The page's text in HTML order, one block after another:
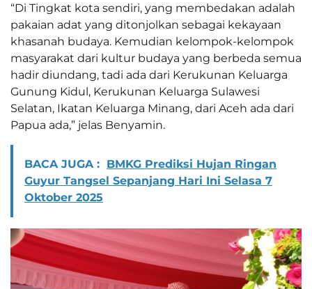
“Di Tingkat kota sendiri, yang membedakan adalah
pakaian adat yang ditonjolkan sebagai kekayaan
khasanah budaya. Kemudian kelompok-kelompok
masyarakat dari kultur budaya yang berbeda semua
hadir diundang, tadi ada dari Kerukunan Keluarga
Gunung Kidul, Kerukunan Keluarga Sulawesi
Selatan, Ikatan Keluarga Minang, dari Aceh ada dari
Papua ada,” jelas Benyamin.
BACA JUGA : BMKG Prediksi Hujan Ringan
Guyur Tangsel Sepanjang Hari Ini Selasa 7
Oktober 2025